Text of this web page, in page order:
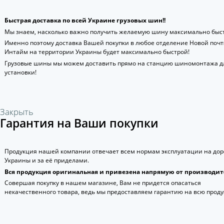
Быстрая доставка по всей Украине грузовых шин!!
Мы знаем, насколько важно получить желаемую шину максимально
Именно поэтому доставка Вашей покупки в любое отделение Новой
Интайм на территории Украины будет максимально быстрой!
Грузовые шины мы можем доставить прямо на станцию шиномонтажа
установки!
Закрыть
Гарантия на Ваши покупки
Продукция нашей компании отвечает всем нормам эксплуатации на
Украины и за её приделами.
Вся продукция оригинальная и привезена напрямую от
Совершая покупку в нашем магазине, Вам не придется опасаться
некачественного товара, ведь мы предоставляем гарантию на всю